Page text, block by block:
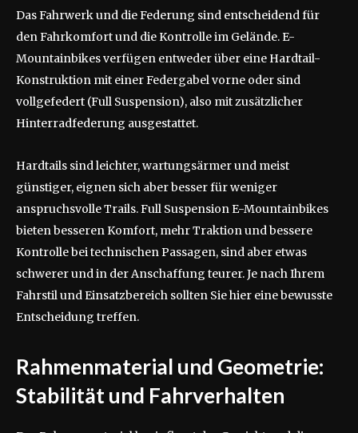
Das Fahrwerk und die Federung sind entscheidend für
den Fahrkomfort und die Kontrolle im Gelände. E-
Mountainbikes verfügen entweder über eine Hardtail-
Konstruktion mit einer Federgabel vorne oder sind
vollgefedert (Full Suspension), also mit zusätzlicher
Hinterradfederung ausgestattet.
Hardtails sind leichter, wartungsärmer und meist
günstiger, eignen sich aber besser für weniger
anspruchsvolle Trails. Full Suspension E-Mountainbikes
bieten besseren Komfort, mehr Traktion und bessere
Kontrolle bei technischen Passagen, sind aber etwas
schwerer und in der Anschaffung teurer. Je nach Ihrem
Fahrstil und Einsatzbereich sollten Sie hier eine bewusste
Entscheidung treffen.
Rahmenmaterial und Geometrie:
Stabilität und Fahrverhalten